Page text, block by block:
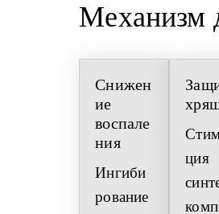
Механизм
Снижен
ие
воспале
ния
Ингиби
рование
ция